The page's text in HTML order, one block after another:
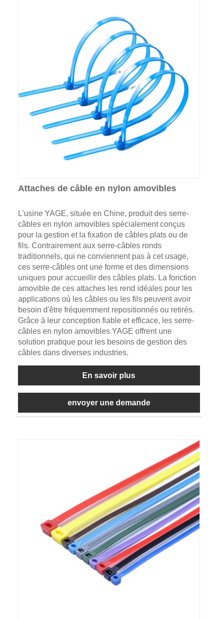
Attaches de câble en nylon amovibles
L'usine YAGE, située en Chine, produit des serre-
câbles en nylon amovibles spécialement conçus
pour la gestion et la fixation de câbles plats ou de
fils. Contrairement aux serre-câbles ronds
traditionnels, qui ne conviennent pas à cet usage,
ces serre-câbles ont une forme et des dimensions
uniques pour accueillir des câbles plats. La fonction
amovible de ces attaches les rend idéales pour les
applications où les câbles ou les fils peuvent avoir
besoin d'être fréquemment repositionnés ou retirés.
Grâce à leur conception fiable et efficace, les serre-
câbles en nylon amovibles YAGE offrent une
solution pratique pour les besoins de gestion des
câbles dans diverses industries.
En savoir plus
envoyer une demande